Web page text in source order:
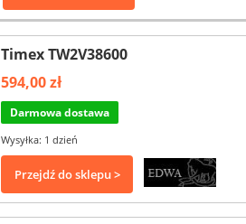
Timex TW2V38600
594,00 zł
Darmowa dostawa
Wysyłka: 1 dzień
Przejdź do sklepu >